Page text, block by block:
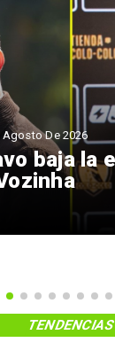
baja la
Agosto De 2026
TENDENCIAS